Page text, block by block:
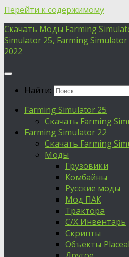
Перейти к содержимому
Скачать Моды Farming
Simulator 25, Farming
2022
Найти:
Farming Simulator 25
Скачать Farming
Farming Simulator 22
Скачать Farming
Моды
Грузовики
Комбайны
Русские моды
Мод ПАК
Трактора
С/Х Инвентарь
Скрипты
Объекты